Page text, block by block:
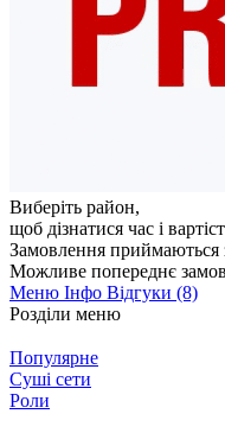
Виберіть район,
щоб дізнатися час і
Замовлення приймаються
Можливе попереднє
Меню Інфо Відгуки (8)
Розділи меню
Популярне
Суші сети
Роли